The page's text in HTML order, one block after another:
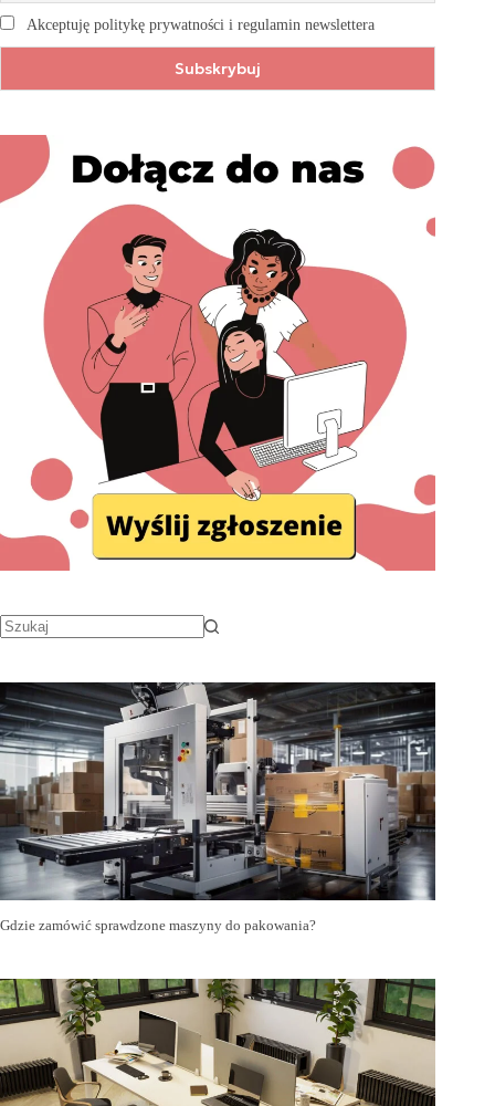
Akceptuję politykę prywatności i regulamin newslettera
Gdzie zamówić sprawdzone maszyny do pakowania?